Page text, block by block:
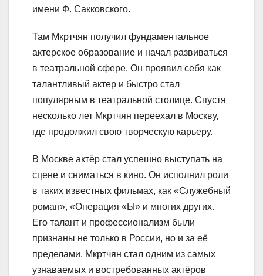
имени Ф. Сакковского.
Там Мкртчян получил фундаментальное
актерское образование и начал развиваться
в театральной сфере. Он проявил себя как
талантливый актер и быстро стал
популярным в театральной столице. Спустя
несколько лет Мкртчян переехал в Москву,
где продолжил свою творческую карьеру.
В Москве актёр стал успешно выступать на
сцене и сниматься в кино. Он исполнил роли
в таких известных фильмах, как «Служебный
роман», «Операция «Ы» и многих других.
Его талант и профессионализм были
признаны не только в России, но и за её
пределами. Мкртчян стал одним из самых
узнаваемых и востребованных актёров